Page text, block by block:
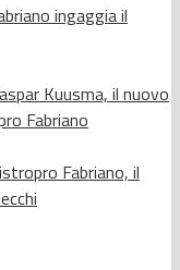
ingaggia il
Kuusma, il nuovo
Fabriano
Fabriano, il